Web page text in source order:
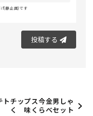
静止画)です
投稿する
トチップス今金男しゃ
く 味くらべセット